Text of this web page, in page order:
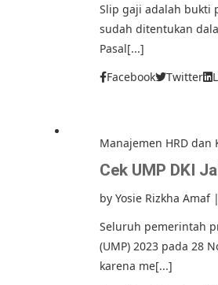
Slip gaji adalah bukti
sudah ditentukan
Pasal[...]
Facebook
Twitter
Manajemen HRD dan
Cek UMP DKI
by Yosie Rizkha Amaf|
Seluruh pemerintah
(UMP) 2023 pada 28
karena me[...]